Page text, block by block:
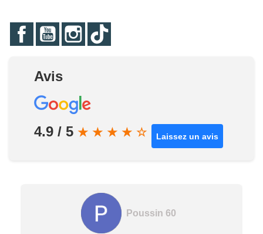
FacebookYouTubeInstagram
Avis
4.9 / 5 ★ ★ ★ ★ ☆ Laissez un avis
Poussin 60